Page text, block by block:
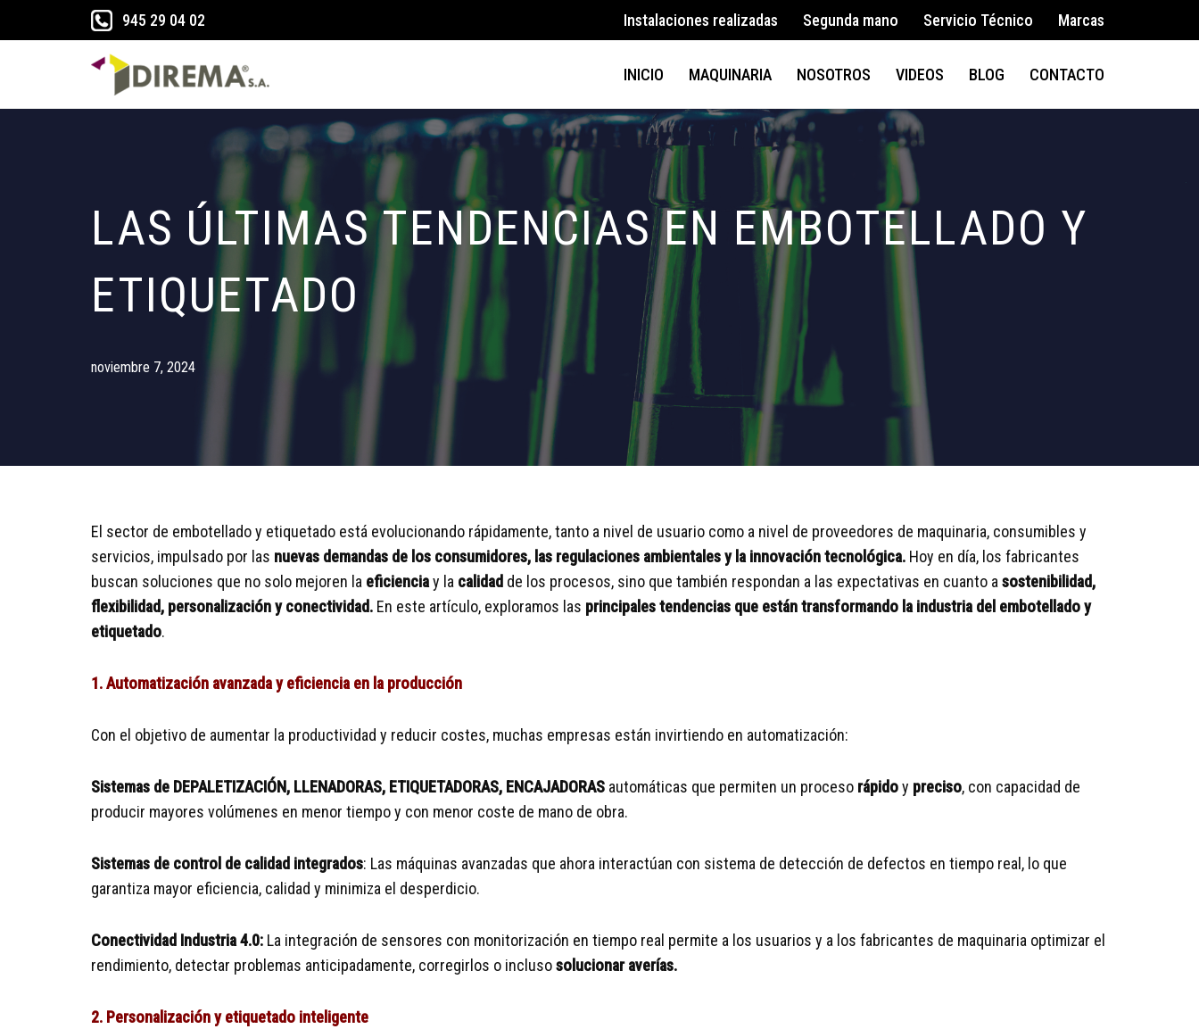
945 29 04 02 Instalaciones realizadas Segunda mano Servicio Técnico Marcas
INICIO MAQUINARIA NOSOTROS VIDEOS BLOG CONTACTO
LAS ÚLTIMAS TENDENCIAS EN EMBOTELLADO Y
ETIQUETADO
noviembre 7, 2024
El sector de embotellado y etiquetado está evolucionando rápidamente, tanto a nivel de usuario como a nivel de proveedores de maquinaria, consumibles y
servicios, impulsado por las nuevas demandas de los consumidores, las regulaciones ambientales y la innovación tecnológica. Hoy en día, los fabricantes
buscan soluciones que no solo mejoren la eficienciay la calidad de los procesos, sino que también respondan a las expectativas en cuanto a sostenibilidad,
flexibilidad, personalización y conectividad. En este artículo, exploramos las principales tendencias que están transformando la industria del embotellado y
etiquetado.
1. Automatización avanzada y eficiencia en la producción
Con el objetivo de aumentar la productividad y reducir costes, muchas empresas están invirtiendo en automatización:
Sistemas de DEPALETIZACIÓN, LLENADORAS, ETIQUETADORAS, ENCAJADORAS automáticas que permiten un proceso rápidoy preciso, con capacidad de
producir mayores volúmenes en menor tiempo y con menor coste de mano de obra.
Sistemas de control de calidad integrados: Las máquinas avanzadas que ahora interactúan con sistema de detección de defectos en tiempo real, lo que
garantiza mayor eficiencia, calidad y minimiza el desperdicio.
Conectividad Industria 4.0: La integración de sensores con monitorización en tiempo real permite a los usuarios y a los fabricantes de maquinaria optimizar el
rendimiento, detectar problemas anticipadamente, corregirlos o inclusosolucionar averías.
2. Personalización y etiquetado inteligente